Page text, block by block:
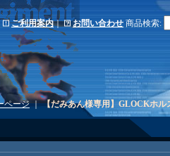
ご利用案内｜ お問い合わせ 商品検索:
ページ｜【だみあん様専用】GLOCKホル